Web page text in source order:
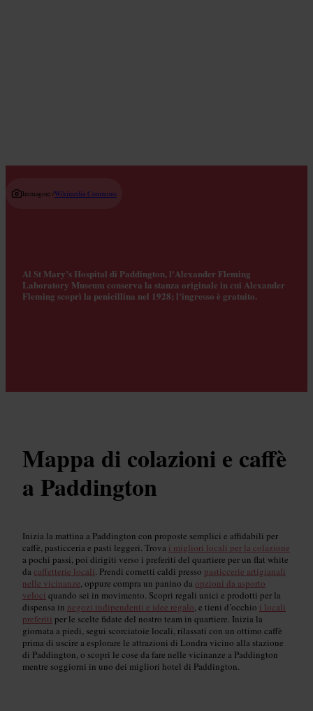
Immagine /Wikimedia Commons
Al St Mary’s Hospital di Paddington, l'Alexander Fleming
Laboratory Museum conserva la stanza originale in cui Alexander
Fleming scoprì la penicillina nel 1928; l'ingresso è gratuito.
Mappa di colazioni e caffè
a Paddington
Inizia la mattina a Paddington con proposte semplici e affidabili per
caffè, pasticceria e pasti leggeri. Trova i migliori locali per la colazione
a pochi passi, poi dirigiti verso i preferiti del quartiere per un flat white
dacaffetterie locali. Prendi cornetti caldi presso pasticcerie artigianali
nelle vicinanze, oppure compra un panino daopzioni da asporto
veloci quando sei in movimento. Scopri regali unici e prodotti per la
dispensa in negozi indipendenti e idee regalo, e tieni d’occhio i locali
preferiti per le scelte fidate del nostro team in quartiere. Inizia la
giornata a piedi, segui scorciatoie locali, rilassati con un ottimo caffè
prima di uscire a esplorare le attrazioni di Londra vicino alla stazione
di Paddington, o scopri le cose da fare nelle vicinanze a Paddington
mentre soggiorni in uno dei migliori hotel di Paddington.